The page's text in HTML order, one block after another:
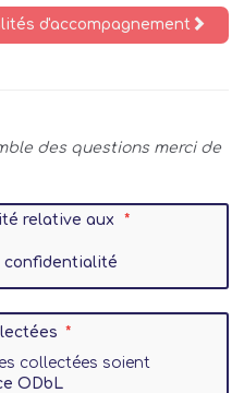
d'accompagnement
des questions merci de
relative aux
confidentialité
collectées soient
ODbL